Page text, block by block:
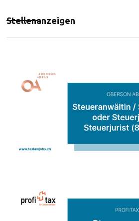
Stellenanzeigen